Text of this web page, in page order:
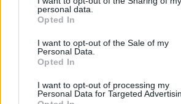
personal data.
Opted In
I want to opt-out of the Sale of my
Personal Data.
Opted In
I want to opt-out of processing my
Personal Data for Targeted
További híreink: sziklát
Dunába robbantani a
egyelőre sikertelenül, az
nem lesz a lakossági